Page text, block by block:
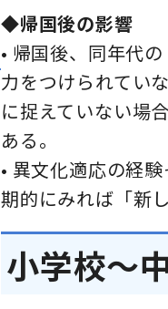
◆帰国後の影響
• 帰国後、同年代
力をつけられてい
に捉えていない場
ある。
• 異文化適応の経
期的にみれば「新
小学校〜